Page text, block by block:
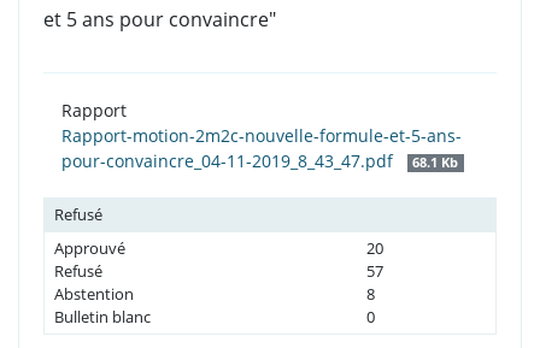
et 5 ans pour convaincre"
Rapport
Rapport-motion-2m2c-nouvelle-formule-et-5-ans-
pour-convaincre_04-11-2019_8_43_47.pdf
68.1 Kb
Refusé
Approuvé
20
Refusé
57
Abstention
8
Bulletin blanc
0